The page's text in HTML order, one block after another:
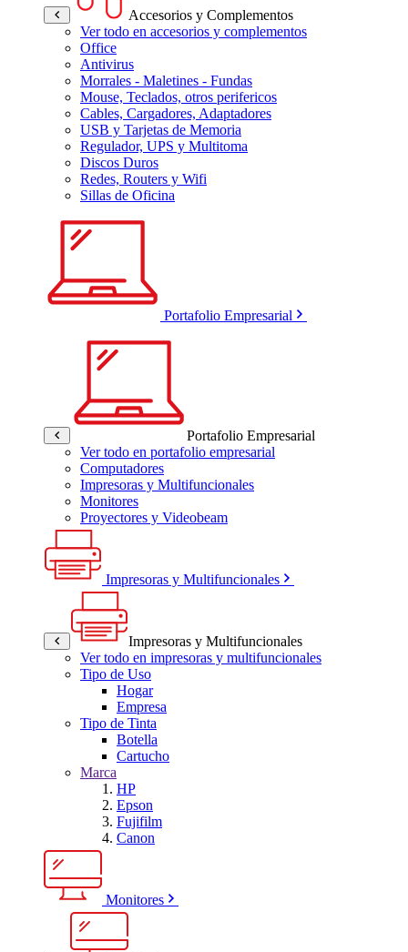
Accesorios y Complementos
Ver todo en accesorios y complementos
Office
Antivirus
Morrales - Maletines - Fundas
Mouse, Teclados, otros perifericos
Cables, Cargadores, Adaptadores
USB y Tarjetas de Memoria
Regulador, UPS y Multitoma
Discos Duros
Redes, Routers y Wifi
Sillas de Oficina
Portafolio Empresarial
Portafolio Empresarial
Ver todo en portafolio empresarial
Computadores
Impresoras y Multifuncionales
Monitores
Proyectores y Videobeam
Impresoras y Multifuncionales
Impresoras y Multifuncionales
Ver todo en impresoras y multifuncionales
Tipo de Uso
Hogar
Empresa
Tipo de Tinta
Botella
Cartucho
Marca
HP
Epson
Fujifilm
Canon
Monitores